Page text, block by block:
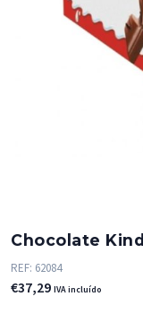
Chocolate
REF: 62084
€37,29 IVA incluído